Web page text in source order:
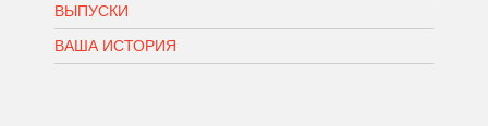
ВЫПУСКИ
ВАША ИСТОРИЯ